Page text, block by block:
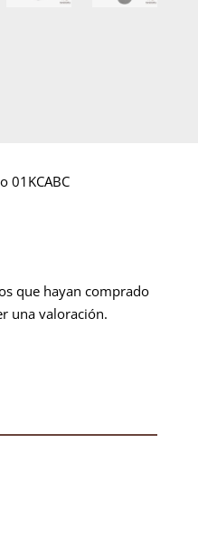
01KCABC
que hayan comprado
una valoración.